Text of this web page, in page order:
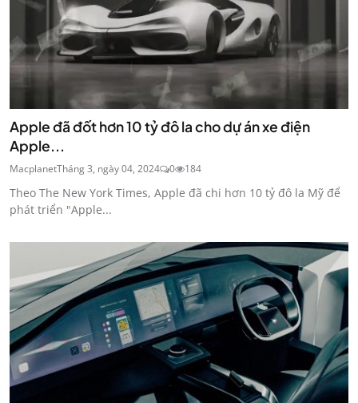
Apple đã đốt hơn 10 tỷ đô la cho dự án xe điện
Apple...
MacplanetTháng 3, ngày 04, 2024 0 184
Theo The New York Times, Apple đã chi hơn 10 tỷ đô la Mỹ để
phát triển "Apple...